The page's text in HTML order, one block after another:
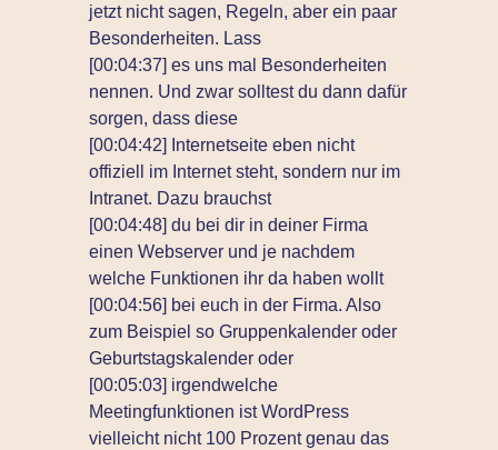
jetzt nicht sagen, Regeln, aber ein paar
Besonderheiten. Lass
[00:04:37] es uns mal Besonderheiten
nennen. Und zwar solltest du dann dafür
sorgen, dass diese
[00:04:42] Internetseite eben nicht
offiziell im Internet steht, sondern nur im
Intranet. Dazu brauchst
[00:04:48] du bei dir in deiner Firma
einen Webserver und je nachdem
welche Funktionen ihr da haben wollt
[00:04:56] bei euch in der Firma. Also
zum Beispiel so Gruppenkalender oder
Geburtstagskalender oder
[00:05:03] irgendwelche
Meetingfunktionen ist WordPress
vielleicht nicht 100 Prozent genau das